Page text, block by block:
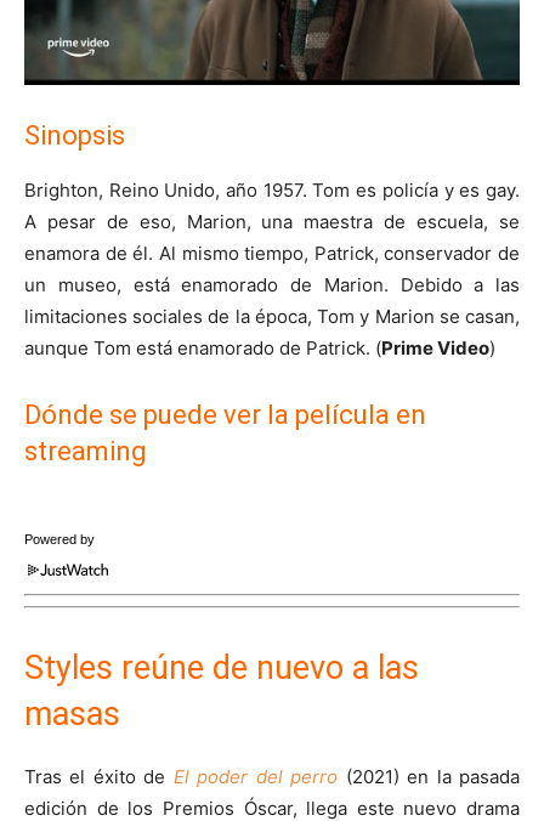
Sinopsis
Brighton, Reino Unido, año 1957. Tom es policía y es gay.
A pesar de eso, Marion, una maestra de escuela, se
enamora de él. Al mismo tiempo, Patrick, conservador de
un museo, está enamorado de Marion. Debido a las
limitaciones sociales de la época, Tom y Marion se casan,
aunque Tom está enamorado de Patrick. (Prime Video)
Dónde se puede ver la película en
streaming
Powered by
Styles reúne de nuevo a las
masas
Tras el éxito de El poder del perro (2021) en la pasada
edición de los Premios Óscar, llega este nuevo drama